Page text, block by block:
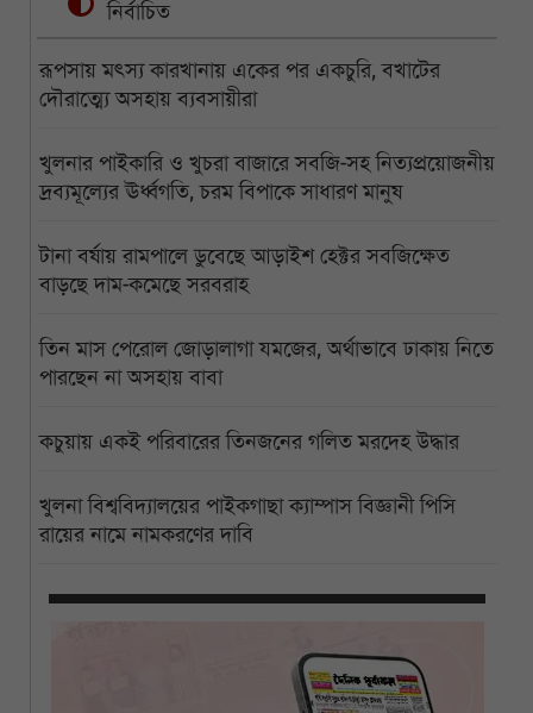
নির্বাচিত
রূপসায় মৎস্য কারখানায় একের পর একচুরি, বখাটের
দৌরাত্ম্যে অসহায় ব্যবসায়ীরা
খুলনার পাইকারি ও খুচরা বাজারে সবজি-সহ নিত্যপ্রয়োজনীয়
দ্রব্যমূল্যের ঊর্ধ্বগতি, চরম বিপাকে সাধারণ মানুষ
টানা বর্ষায় রামপালে ডুবেছে আড়াইশ হেক্টর সবজিক্ষেত
বাড়ছে দাম-কমেছে সরবরাহ
তিন মাস পেরোল জোড়ালাগা যমজের, অর্থাভাবে ঢাকায় নিতে
পারছেন না অসহায় বাবা
কচুয়ায় একই পরিবারের তিনজনের গলিত মরদেহ উদ্ধার
খুলনা বিশ্ববিদ্যালয়ের পাইকগাছা ক্যাম্পাস বিজ্ঞানী পিসি
রায়ের নামে নামকরণের দাবি